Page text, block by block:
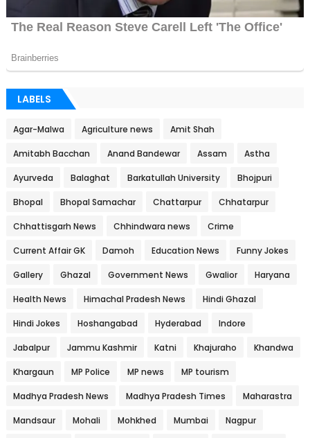
LABELS
Agar-Malwa Agriculture news Amit Shah
Amitabh Bacchan Anand Bandewar Assam Astha
Ayurveda Balaghat Barkatullah University Bhojpuri
Bhopal Bhopal Samachar Chattarpur Chhatarpur
Chhattisgarh News Chhindwara news Crime
Current Affair GK Damoh Education News Funny Jokes
Gallery Ghazal Government News Gwalior Haryana
Health News Himachal Pradesh News Hindi Ghazal
Hindi Jokes Hoshangabad Hyderabad Indore
Jabalpur Jammu Kashmir Katni Khajuraho Khandwa
Khargaun MP Police MP news MP tourism
Madhya Pradesh News Madhya Pradesh Times Maharastra
Mandsaur Mohali Mohkhed Mumbai Nagpur